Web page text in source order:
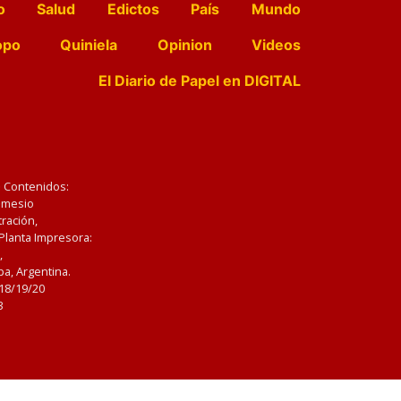
Salud Edictos País
Mundo
Quiniela Opinion
Videos
El Diario de Papel en DIGITAL
Impresora:
Argentina.
19/20